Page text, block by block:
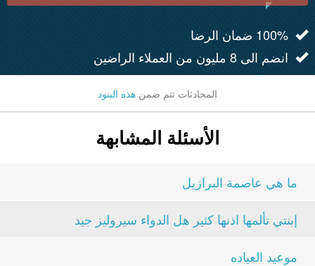
100% ضمان الرضا
انضم الى 8 مليون من العملاء الراضين
المحادثات تتم ضمن هذه البنود
الأسئلة المشابهة
ما هي عاصمة البرازيل
إبنتي تألمها اذنها كثير هل الدواء سيروليز جيد
موعيد العياده